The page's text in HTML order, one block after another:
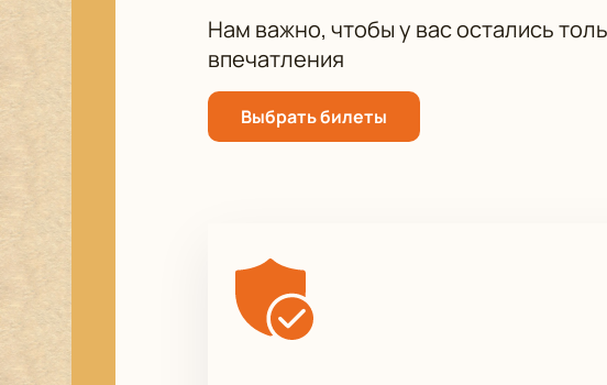
Нам важно, чтобы у вас остались
впечатления
Выбрать билеты